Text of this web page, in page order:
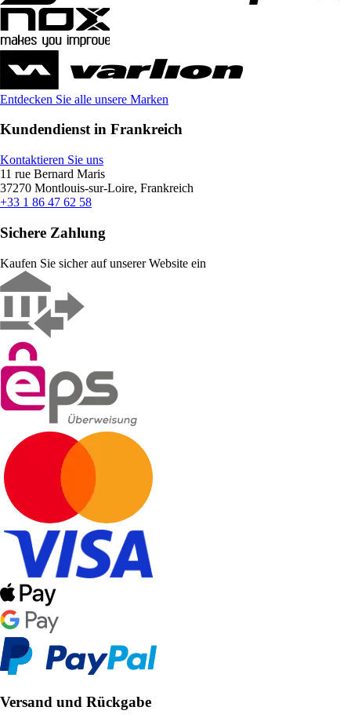
Entdecken Sie alle unsere Marken
Kundendienst in Frankreich
Kontaktieren Sie uns
11 rue Bernard Maris
37270 Montlouis-sur-Loire, Frankreich
+33 1 86 47 62 58
Sichere Zahlung
Kaufen Sie sicher auf unserer Website ein
Versand und Rückgabe